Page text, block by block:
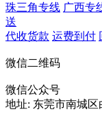
珠三角专线 广西专
送
代收货款 运费到付
微信二维码
微信公众号
地址: 东莞市南城区